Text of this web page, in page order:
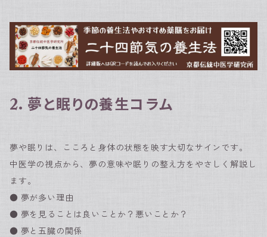
2．夢と眠りの養生コラム
夢や眠りは、こころと身体の状態を映す大切なサインです。
中医学の視点から、夢の意味や眠りの整え方をやさしく解説し
ます。
● 夢が多い理由
● 夢を見ることは良いことか？悪いことか？
● 夢と五臓の関係